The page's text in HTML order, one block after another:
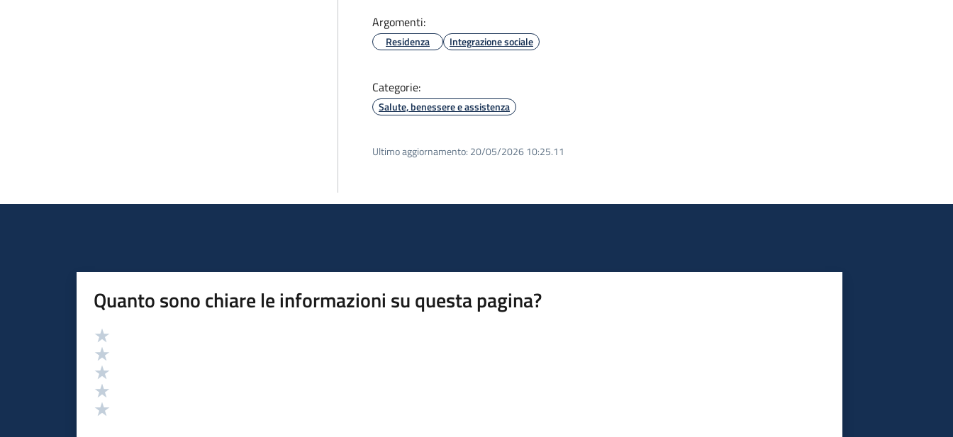
Argomenti:
Residenza Integrazione sociale
Categorie:
Salute, benessere e assistenza
Ultimo aggiornamento: 20/05/2026 10:25.11
Quanto sono chiare le informazioni su questa pagina?
Valutazione